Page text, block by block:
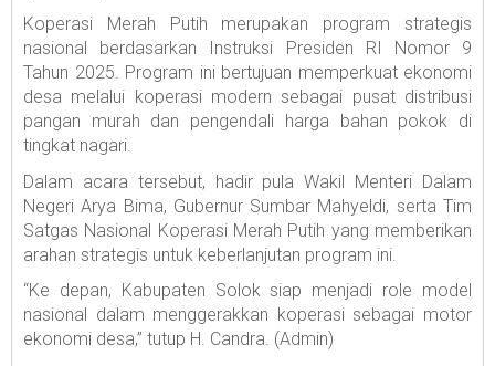
Koperasi Merah Putih merupakan program strategis
nasional berdasarkan Instruksi Presiden RI Nomor 9
Tahun 2025. Program ini bertujuan memperkuat ekonomi
desa melalui koperasi modern sebagai pusat distribusi
pangan murah dan pengendali harga bahan pokok di
tingkat nagari.
Dalam acara tersebut, hadir pula Wakil Menteri Dalam
Negeri Arya Bima, Gubernur Sumbar Mahyeldi, serta Tim
Satgas Nasional Koperasi Merah Putih yang memberikan
arahan strategis untuk keberlanjutan program ini.
“Ke depan, Kabupaten Solok siap menjadi role model
nasional dalam menggerakkan koperasi sebagai motor
ekonomi desa,” tutup H. Candra. (Admin)